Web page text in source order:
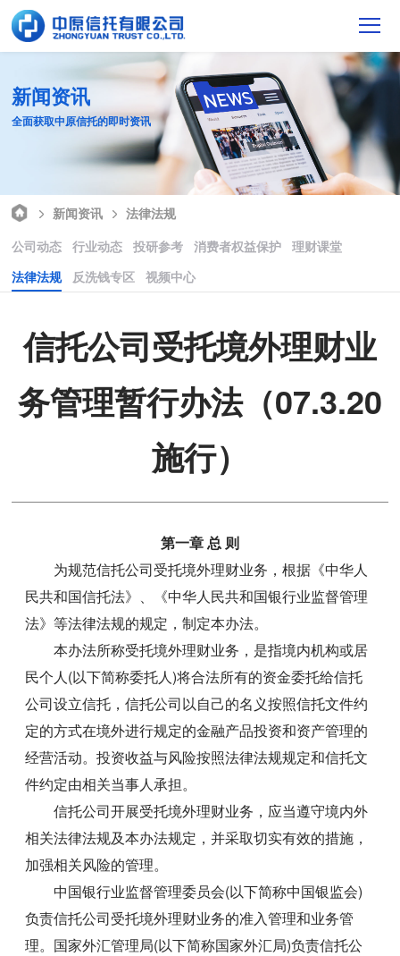
新闻资讯
全面获取中原信托的即时资讯
新闻资讯
法律法规
公司动态
行业动态 投研参考 消费者权益保护
理财课堂
法律法规
反洗钱专区 视频中心
信托公司受托境外理财业
务管理暂行办法（07.3.20
施行）
第一章 总 则
为规范信托公司受托境外理财业务，根据《中华人
民共和国信托法》、《中华人民共和国银行业监督管理
法》等法律法规的规定，制定本办法。
本办法所称受托境外理财业务，是指境内机构或居
民个人(以下简称委托人)将合法所有的资金委托给信托
公司设立信托，信托公司以自己的名义按照信托文件约
定的方式在境外进行规定的金融产品投资和资产管理的
经营活动。投资收益与风险按照法律法规规定和信托文
件约定由相关当事人承担。
信托公司开展受托境外理财业务，应当遵守境内外
相关法律法规及本办法规定，并采取切实有效的措施，
加强相关风险的管理。
中国银行业监督管理委员会(以下简称中国银监会)
负责信托公司受托境外理财业务的准入管理和业务管
理。国家外汇管理局(以下简称国家外汇局)负责信托公